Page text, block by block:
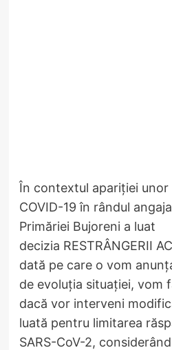
În contextul apariţiei
COVID-19 în rândul
Primăriei Bujoreni a luat
decizia RESTRÂNGERII
dată pe care o vom
de evoluţia situaţiei, vom
dacă vor interveni
luată pentru limitarea
SARS-CoV-2,